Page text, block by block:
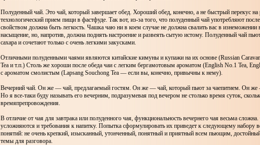
Полуденный чай. Это чай, который завершает обед. Хороший обед, конечно, а не быстрый перекус на
технологический прием пищи в фастфуде. Так вот, из-за того, что полуденный чай употребляют
свойством должна быть легкость. Чашка чаю ни в коем случае не должна свалить вас в изнеможении
насыщение, но, напротив, должна поднять настроение и развеять сытую истому. Полуденный чай
сахара и сочетают только с очень легкими закусками.
Отличными полуденными чаями являются китайские кимуны и купажи на их основе (Russian
Tea и т.п.) Столь же хороши после обеда чаи с легким бергамотовым ароматом (English No.1 Tea,
с ароматом смолистым (Lapsang Souchong Tea — если вы, конечно, привычны к нему).
Вечерний чай. Он же — чай, предлагаемый гостям. Он же — чай, который пьют за чаепитием. Он же
Но я все-таки буду называть его вечерним, подразумевая под вечером не столько время суток,
времяпрепровождения.
В отличие от чая для завтрака или полуденного чая, функциональность вечернего чая весьма
усложняются и требования к напитку. Попытка сформулировать их приведет к следующему набору
понятий: не очень крепкий, изысканный, утонченный, понятный и приятный всем пьющим,
темы для разговора.